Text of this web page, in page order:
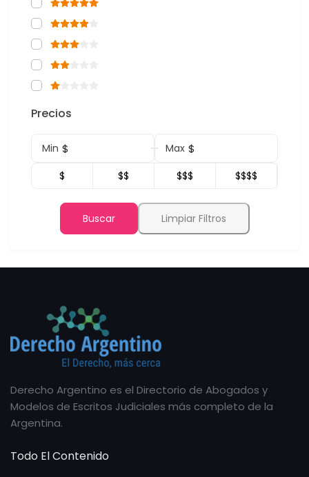
Precios
Min $ Max $
$ $$ $$$ $$$$
Buscar Limpiar Filtros
Derecho Argentino es el Directorio de Abogados y
Modelos de Escritos Judiciales más completo de la
Argentina.
Todo El Contenido